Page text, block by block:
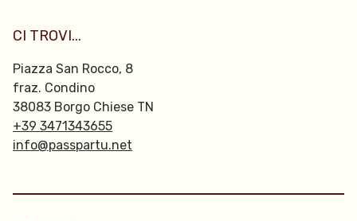
CI TROVI...
Piazza San Rocco, 8
fraz. Condino
38083 Borgo Chiese TN
+39 3471343655
info@passpartu.net